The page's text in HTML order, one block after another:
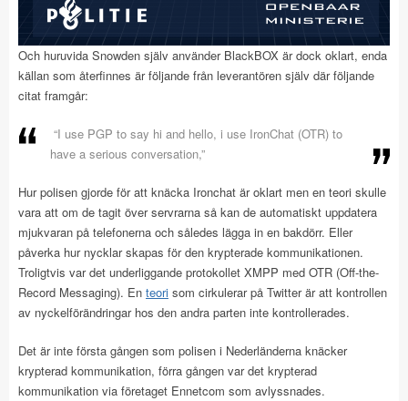
Och huruvida Snowden själv använder BlackBOX är dock oklart, enda
källan som återfinnes är följande från leverantören själv där följande
citat framgår:
“I use PGP to say hi and hello, i use IronChat (OTR) to
have a serious conversation,”
Hur polisen gjorde för att knäcka Ironchat är oklart men en teori skulle
vara att om de tagit över servrarna så kan de automatiskt uppdatera
mjukvaran på telefonerna och således lägga in en bakdörr. Eller
påverka hur nycklar skapas för den krypterade kommunikationen.
Troligtvis var det underliggande protokollet XMPP med OTR (Off-the-
Record Messaging). En teori som cirkulerar på Twitter är att kontrollen
av nyckelförändringar hos den andra parten inte kontrollerades.
Det är inte första gången som polisen i Nederländerna knäcker
krypterad kommunikation, förra gången var det krypterad
kommunikation via företaget Ennetcom som avlyssnades.